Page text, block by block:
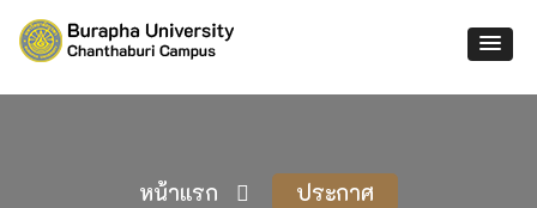
หน้าแรก ประกาศ